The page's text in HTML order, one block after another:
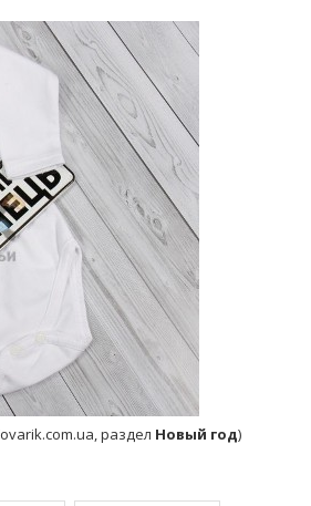
раздел Новый год)